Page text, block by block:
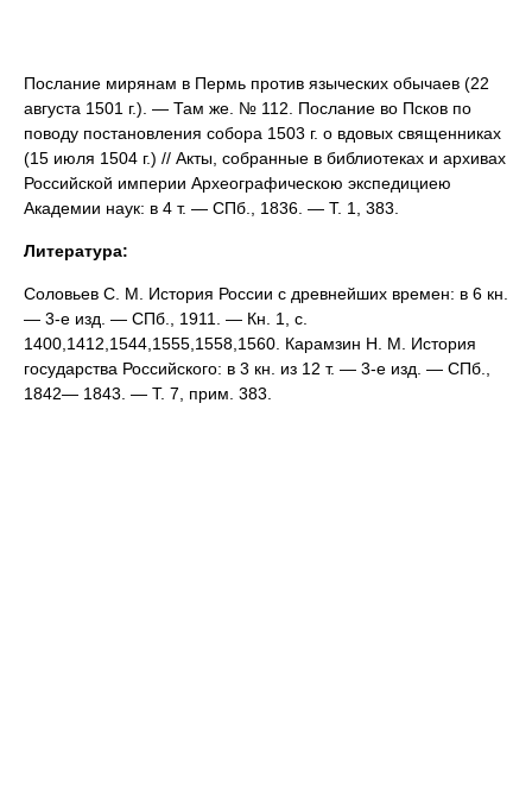
Послание мирянам в Пермь против языческих обычаев (22
августа 1501 г.). — Там же. № 112. Послание во Псков по
поводу постановления собора 1503 г. о вдовых священниках
(15 июля 1504 г.) // Акты, собранные в библиотеках и архивах
Российской империи Археографическою экспедициею
Академии наук: в 4 т. — СПб., 1836. — Т. 1, 383.
Литература:
Соловьев С. М. История России с древнейших времен: в 6 кн.
— 3-е изд. — СПб., 1911. — Кн. 1, с.
1400,1412,1544,1555,1558,1560. Карамзин Н. М. История
государства Российского: в 3 кн. из 12 т. — 3-е изд. — СПб.,
1842— 1843. — Т. 7, прим. 383.